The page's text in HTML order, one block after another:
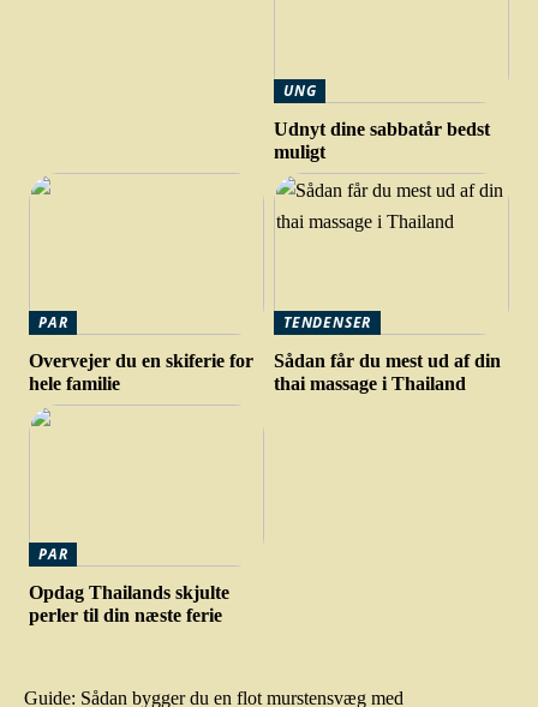
UNG
Udnyt dine sabbatår bedst
muligt
PAR
Overvejer du en skiferie for
hele familie
TENDENSER
Sådan får du mest ud af din
thai massage i Thailand
PAR
Opdag Thailands skjulte
perler til din næste ferie
Guide: Sådan bygger du en flot murstensvæg med